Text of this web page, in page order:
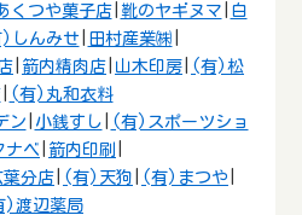
くつや菓子店| 靴のヤギヌマ
白
しんみせ| 田村産業㈱
箭内精肉店 山木印房
(有)松
|
(有)丸和衣料
ン 小銭すし
(有)スポーツショ
ナベ
箭内印刷
葉分店 (有)天狗 (有)まつや
)渡辺薬局